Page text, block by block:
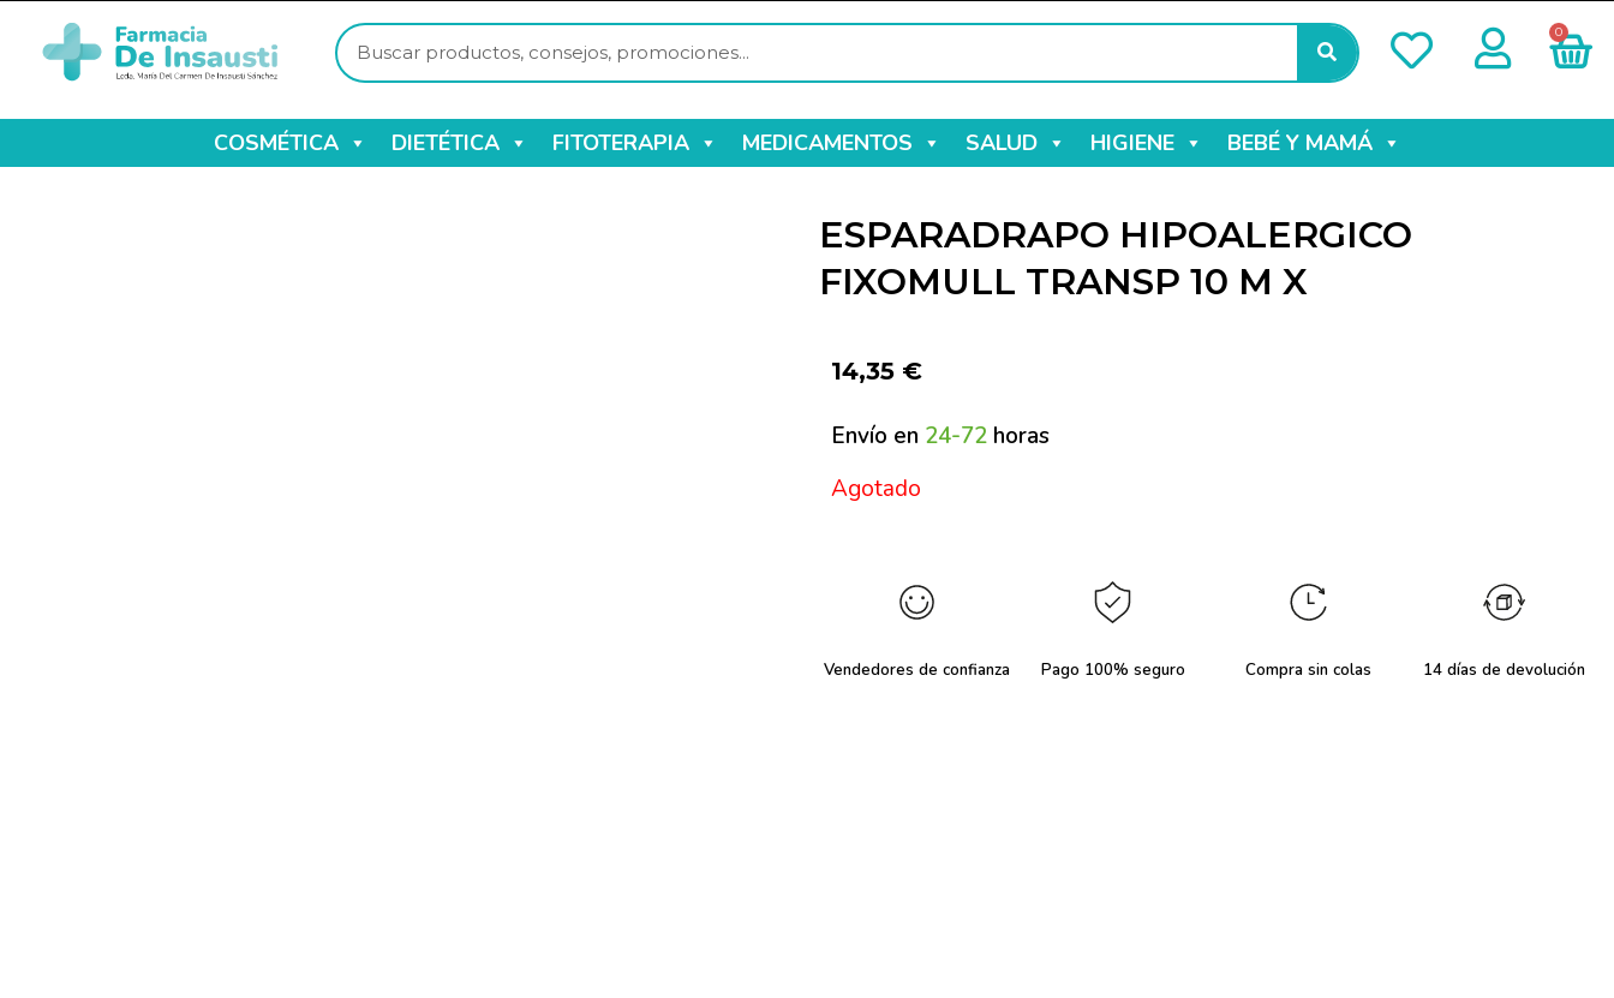
0
COSMÉTICA DIETÉTICA FITOTERAPIA MEDICAMENTOS SALUD HIGIENE BEBÉ Y MAMÁ
ESPARADRAPO HIPOALERGICO
FIXOMULL TRANSP 10 M X
14,35 €
Envío en 24-72 horas
Agotado
Vendedores de confianza Pago 100% seguro Compra sin colas 14 días de devolución